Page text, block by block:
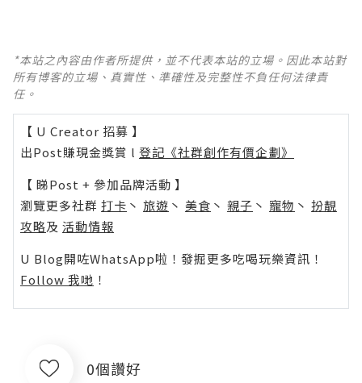
*本站之內容由作者所提供，並不代表本站的立場。因此本站對
所有博客的立場、真實性、準確性及完整性不負任何法律責
任。
【 U Creator 招募 】
出Post賺現金獎賞 l 登記《社群創作有價企劃》
【 睇Post + 參加品牌活動 】
瀏覽更多社群 打卡 丶 旅遊 丶 美食 丶 親子 丶 寵物 丶 扮靚
攻略及 活動情報
U Blog開咗WhatsApp啦！發掘更多吃喝玩樂資訊！
Follow 我哋 ！
0個讚好